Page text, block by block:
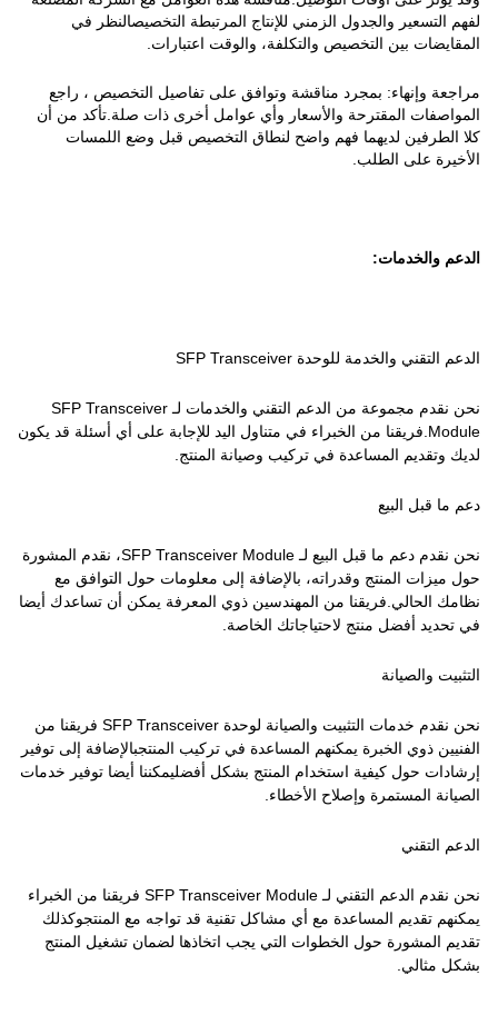
لفهم التسعير والجدول الزمني للإنتاج المرتبطة التخصيصالنظر في
المقايضات بين التخصيص والتكلفة، والوقت اعتبارات.
مراجعة وإنهاء: بمجرد مناقشة وتوافق على تفاصيل التخصيص ، راجع
المواصفات المقترحة والأسعار وأي عوامل أخرى ذات صلة.تأكد من أن
كلا الطرفين لديهما فهم واضح لنطاق التخصيص قبل وضع اللمسات
الأخيرة على الطلب.
الدعم والخدمات:
الدعم التقني والخدمة للوحدة SFP Transceiver
نحن نقدم مجموعة من الدعم التقني والخدمات لـ SFP Transceiver
Module.فريقنا من الخبراء في متناول اليد للإجابة على أي أسئلة قد يكون
لديك وتقديم المساعدة في تركيب وصيانة المنتج.
دعم ما قبل البيع
نحن نقدم دعم ما قبل البيع لـ SFP Transceiver Module، نقدم المشورة
حول ميزات المنتج وقدراته، بالإضافة إلى معلومات حول التوافق مع
نظامك الحالي.فريقنا من المهندسين ذوي المعرفة يمكن أن تساعدك أيضا
في تحديد أفضل منتج لاحتياجاتك الخاصة.
التثبيت والصيانة
نحن نقدم خدمات التثبيت والصيانة لوحدة SFP Transceiver فريقنا من
الفنيين ذوي الخبرة يمكنهم المساعدة في تركيب المنتجبالإضافة إلى توفير
إرشادات حول كيفية استخدام المنتج بشكل أفضليمكننا أيضا توفير خدمات
الصيانة المستمرة وإصلاح الأخطاء.
الدعم التقني
نحن نقدم الدعم التقني لـ SFP Transceiver Module فريقنا من الخبراء
يمكنهم تقديم المساعدة مع أي مشاكل تقنية قد تواجه مع المنتجوكذلك
تقديم المشورة حول الخطوات التي يجب اتخاذها لضمان تشغيل المنتج
بشكل مثالي.